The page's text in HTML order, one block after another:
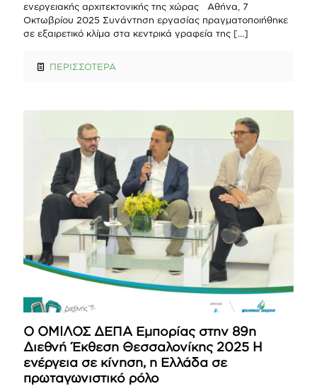
ενεργειακής αρχιτεκτονικής της χώρας Αθήνα, 7
Οκτωβρίου 2025 Συνάντηση εργασίας πραγματοποιήθηκε
σε εξαιρετικό κλίμα στα κεντρικά γραφεία της […]
ΠΕΡΙΣΣΟΤΕΡΑ
Ο ΟΜΙΛΟΣ ΔΕΠΑ Εμπορίας στην 89η
Διεθνή Έκθεση Θεσσαλονίκης 2025 Η
ενέργεια σε κίνηση, η Ελλάδα σε
πρωταγωνιστικό ρόλο